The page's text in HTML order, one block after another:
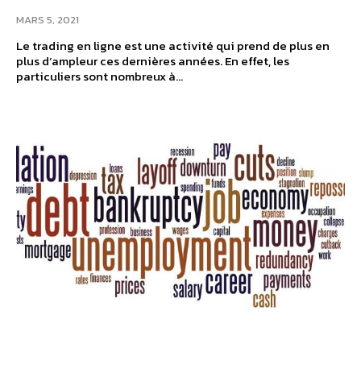
MARS 5, 2021
Le trading en ligne est une activité qui prend de plus en
plus d’ampleur ces dernières années. En effet, les
particuliers sont nombreux à...